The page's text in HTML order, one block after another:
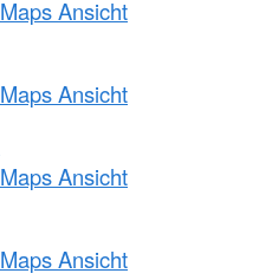
Ansicht
Ansicht
Ansicht
Ansicht